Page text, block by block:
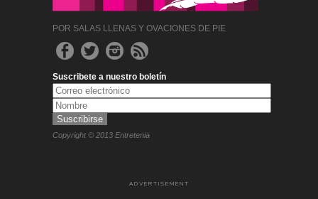
POR SALAS LLENAS Y OVACIONES DE PIE
Suscribete a nuestro boletín
Copyright © 2013 Entretenia
ADVERTISEMENT